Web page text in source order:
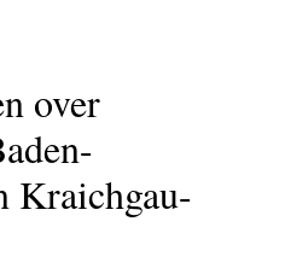
over
Kraichgau-